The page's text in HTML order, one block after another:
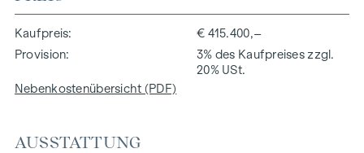
Kaufpreis
€ 415.400,–
Provision
3% des Kaufpreises zzgl.
20% USt.
Nebenkostenübersicht (PDF)
AUSSTATTUNG